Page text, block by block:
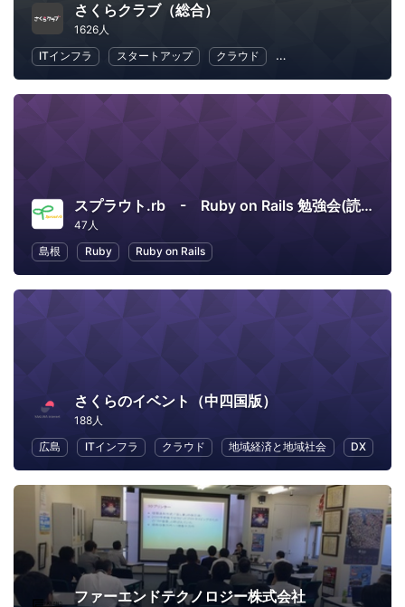
さくらクラブ（総合）
1626人
ITインフラ
スタートアップ クラウド 地域経済と地域社会
スプラウト.rb - Ruby on Rails 勉強会(読書会) -
47人
島根
Ruby Ruby on Rails
さくらのイベント（中四国版）
188人
広島
ITインフラ クラウド 地域経済と地域社会 DX
ファーエンドテクノロジー株式会社